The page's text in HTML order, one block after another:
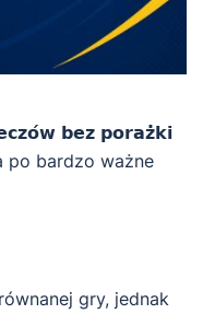
𝗯𝗲𝘇 𝗽𝗼𝗿𝗮𝘇̇𝗸𝗶
po bardzo ważne
gry, jednak